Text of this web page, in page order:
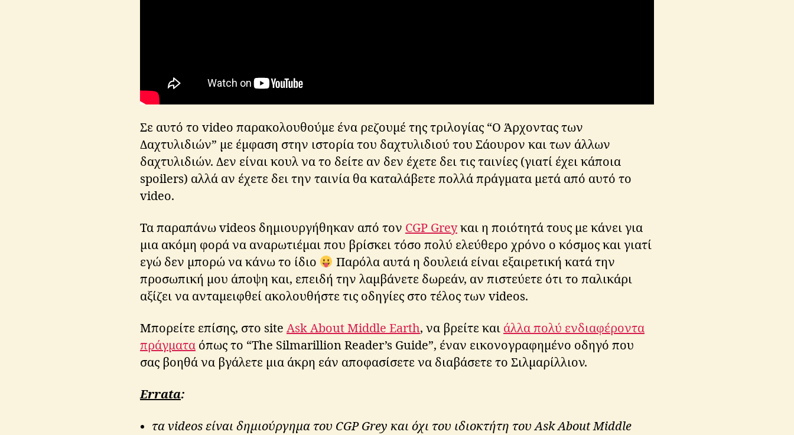
Σε αυτό το video παρακολουθούμε ένα ρεζουμέ της τριλογίας “Ο Άρχοντας των
Δαχτυλιδιών” με έμφαση στην ιστορία του δαχτυλιδιού του Σάουρον και των άλλων
δαχτυλιδιών. Δεν είναι κουλ να το δείτε αν δεν έχετε δει τις ταινίες (γιατί έχει κάποια
spoilers) αλλά αν έχετε δει την ταινία θα καταλάβετε πολλά πράγματα μετά από αυτό το
video.
Τα παραπάνω videos δημιουργήθηκαν από τον CGP Greyκαι η ποιότητά τους με κάνει για
μια ακόμη φορά να αναρωτιέμαι που βρίσκει τόσο πολύ ελεύθερο χρόνο ο κόσμος και γιατί
εγώ δεν μπορώ να κάνω το ίδιο
Παρόλα αυτά η δουλειά είναι εξαιρετική κατά την
προσωπική μου άποψη και, επειδή την λαμβάνετε δωρεάν, αν πιστεύετε ότι το παλικάρι
αξίζει να ανταμειφθεί ακολουθήστε τις οδηγίες στο τέλος των videos.
Μπορείτε επίσης, στο site Ask About Middle Earth, να βρείτε και άλλα πολύ ενδιαφέροντα
πράγματα όπως το “The Silmarillion Reader’s Guide”, έναν εικονογραφημένο οδηγό που
σας βοηθά να βγάλετε μια άκρη εάν αποφασίσετε να διαβάσετε το Σιλμαρίλλιον.
Errata:
τα videos είναι δημιούργημα του CGP Grey και όχι του ιδιοκτήτη του Ask About Middle
t
h
ri
n
g
d
,
,
si
m
a
ril
o
n,
t
vi